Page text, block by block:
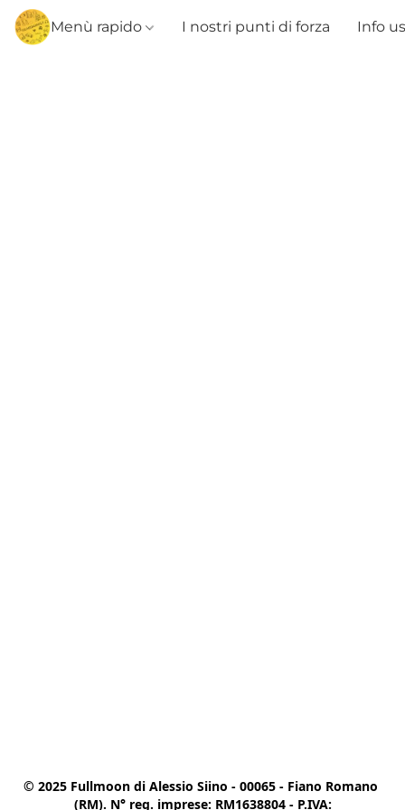
Menù rapido I nostri punti di forza Info
© 2025 Fullmoon di Alessio Siino - 00065 - Fiano Romano
(RM). N° reg. imprese: RM1638804 - P.IVA: